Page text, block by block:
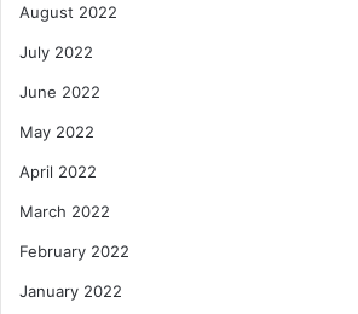
August 2022
July 2022
June 2022
May 2022
April 2022
March 2022
February 2022
January 2022